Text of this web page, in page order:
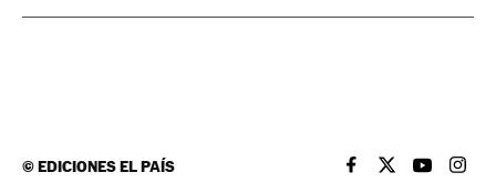
©EDICIONES EL PAÍS EL PAÍS BRASIL EN
EL PAÍSEL PAÍS
EL